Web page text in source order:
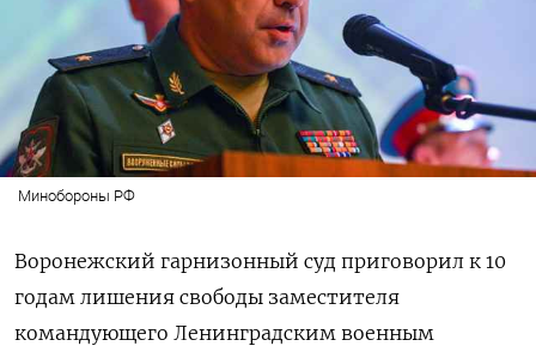
Минобороны РФ
Воронежский гарнизонный суд приговорил к 10
годам лишения свободы заместителя
командующего Ленинградским военным